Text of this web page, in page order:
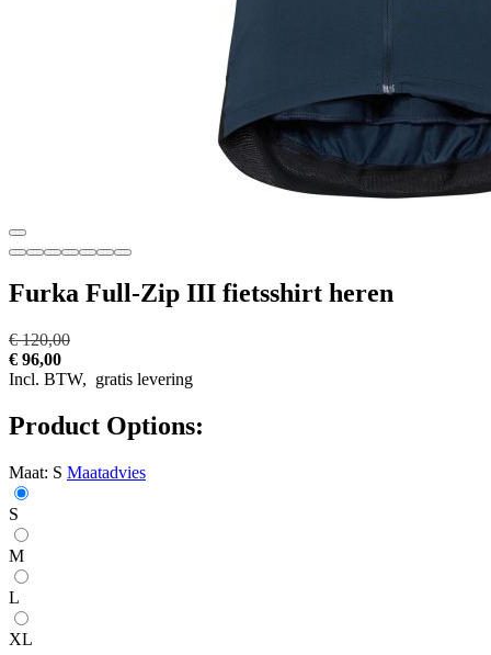
Furka Full-Zip III fietsshirt heren
€ 120,00
€ 96,00
Incl. BTW, gratis levering
Product Options:
Maat: S Maatadvies
S
M
L
XL